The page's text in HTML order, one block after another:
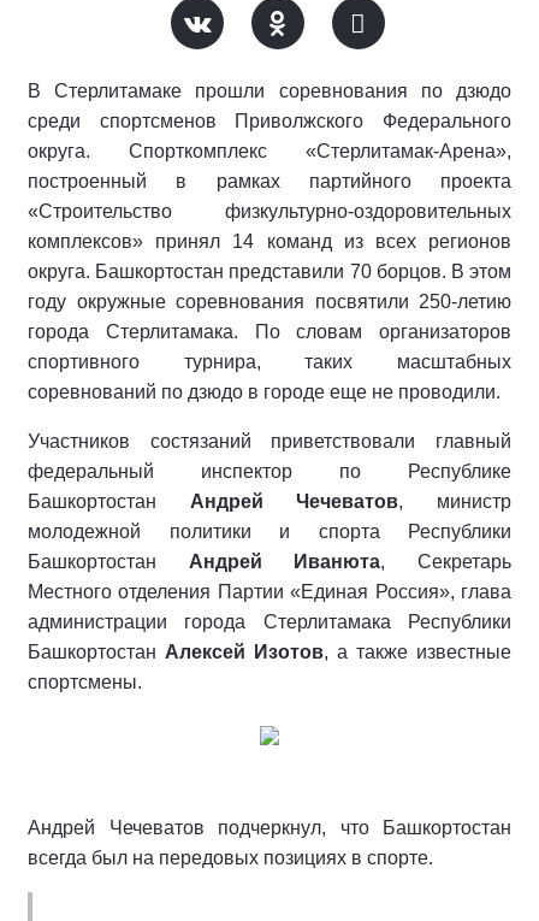
В Стерлитамаке прошли соревнования по дзюдо
среди спортсменов Приволжского Федерального
округа. Спорткомплекс «Стерлитамак-Арена»,
построенный в рамках партийного проекта
«Строительство физкультурно-оздоровительных
комплексов» принял 14 команд из всех регионов
округа. Башкортостан представили 70 борцов. В этом
году окружные соревнования посвятили 250-летию
города Стерлитамака. По словам организаторов
спортивного турнира, таких масштабных
соревнований по дзюдо в городе еще не проводили.
Участников состязаний приветствовали главный
федеральный инспектор по Республике
Башкортостан Андрей Чечеватов, министр
молодежной политики и спорта Республики
Башкортостан Андрей Иванюта, Секретарь
Местного отделения Партии «Единая Россия», глава
администрации города Стерлитамака Республики
Башкортостан Алексей Изотов, а также известные
спортсмены.
Андрей Чечеватов подчеркнул, что Башкортостан
всегда был на передовых позициях в спорте.